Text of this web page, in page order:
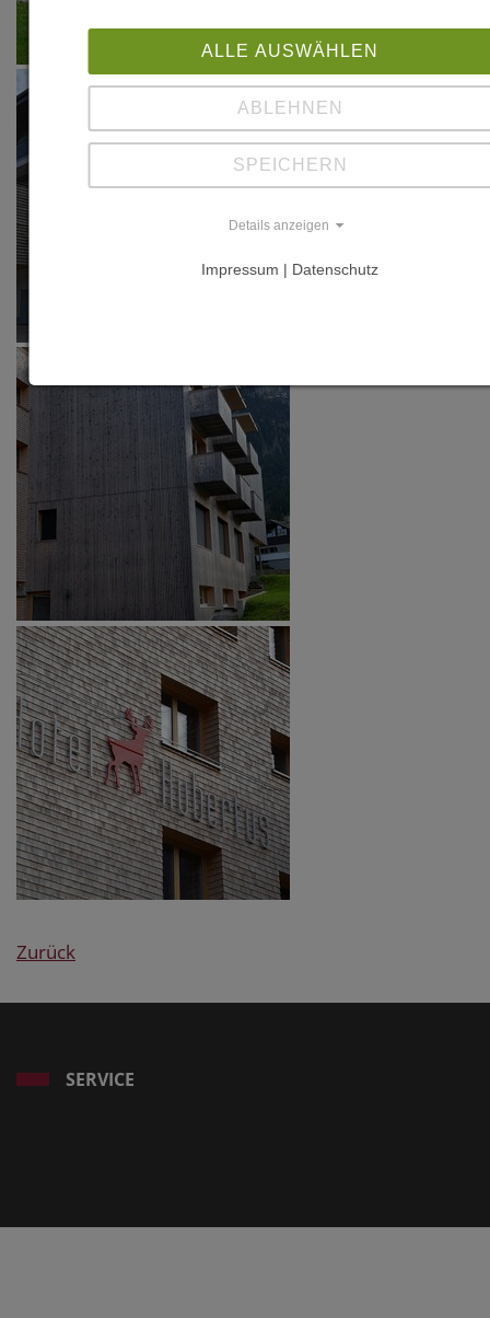
Zurück
SERVICE
ALLE AUSWÄHLEN
ABLEHNEN
SPEICHERN
Details anzeigen
Impressum | Datenschutz